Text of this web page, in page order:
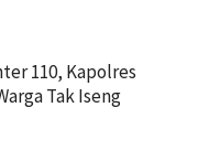
110, Kapolres
Tak Iseng